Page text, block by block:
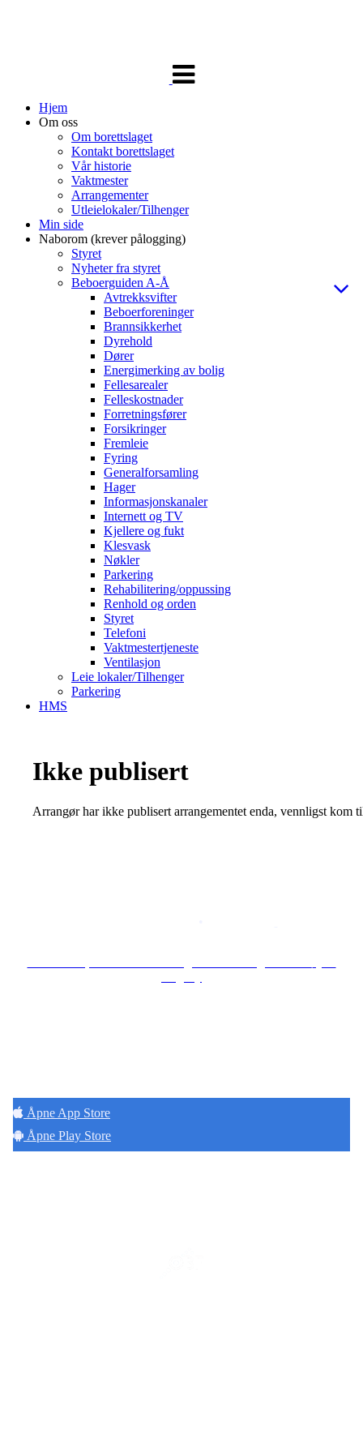
navigasjon
Hjem
Om oss
Om borettslaget
Kontakt borettslaget
Vår historie
Vaktmester
Arrangementer
Utleielokaler/Tilhenger
Min side
Naborom (krever pålogging)
Styret
Nyheter fra styret
Beboerguiden A-Å
Avtrekksvifter
Beboerforeninger
Brannsikkerhet
Dyrehold
Dører
Energimerking av bolig
Fellesarealer
Felleskostnader
Forretningsfører
Forsikringer
Fremleie
Fyring
Generalforsamling
Hager
Informasjonskanaler
Internett og TV
Kjellere og fukt
Klesvask
Nøkler
Parkering
Rehabilitering/oppussing
Renhold og orden
Styret
Telefoni
Vaktmestertjeneste
Ventilasjon
Leie lokaler/Tilhenger
Parkering
HMS
Ikke publisert
Arrangør har ikke publisert arrangementet enda, vennligst kom
Åpne App Store
Åpne Play Store